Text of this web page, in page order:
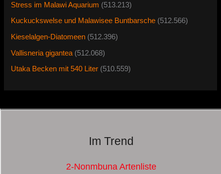
Stress im Malawi Aquarium (513.213)
Kuckuckswelse und Malawisee Buntbarsche (512.566)
Kieselalgen-Diatomeen (512.396)
Vallisneria gigantea (512.068)
Utaka Becken mit 540 Liter (510.559)
Im Trend
2-Nonmbuna Artenliste